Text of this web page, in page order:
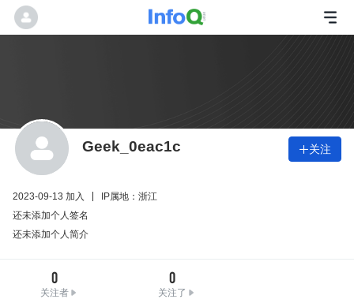
Geek_0eac1c 关注
2023-09-13 加入
IP属地：浙江
还未添加个人签名
还未添加个人简介
0
关注者
0
关注了